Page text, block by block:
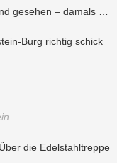
gesehen – damals …
Burg richtig schick
die Edelstahltreppe